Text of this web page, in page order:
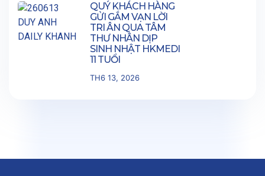
QUÝ KHÁCH HÀNG
GỬI GẮM VẠN LỜI
TRI ÂN QUA TÂM
THƯ NHÂN DỊP
SINH NHẬT HKMEDI
11 TUỔI
TH6 13, 2026